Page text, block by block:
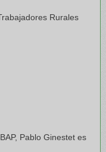
Rurales
Pablo Ginestet es